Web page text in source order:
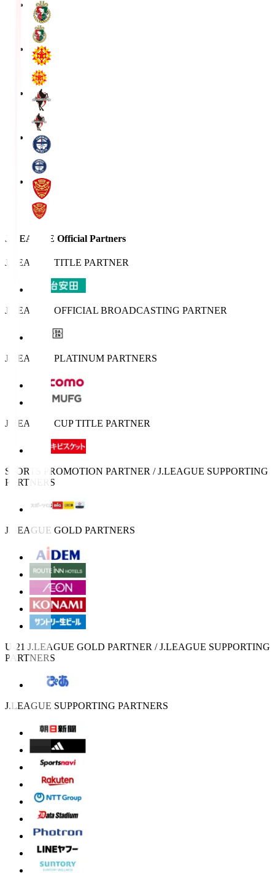
J.LEAGUE Official Partners
J.LEAGUE TITLE PARTNER
J.LEAGUE OFFICIAL BROADCASTING PARTNER
J.LEAGUE PLATINUM PARTNERS
J.LEAGUE CUP TITLE PARTNER
SPORTS PROMOTION PARTNER / J.LEAGUE SUPPORTING
PARTNERS
J.LEAGUE GOLD PARTNERS
U-21 J.LEAGUE GOLD PARTNER / J.LEAGUE SUPPORTING
PARTNERS
J.LEAGUE SUPPORTING PARTNERS